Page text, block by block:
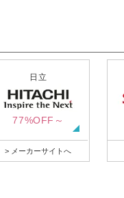
日立
77%OFF～
> メーカーサイトへ